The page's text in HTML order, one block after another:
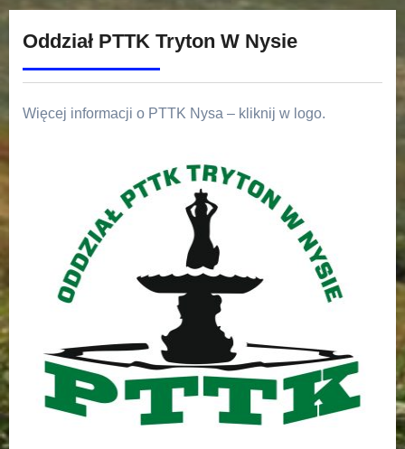
Oddział PTTK Tryton W Nysie
Więcej informacji o PTTK Nysa – kliknij w logo.